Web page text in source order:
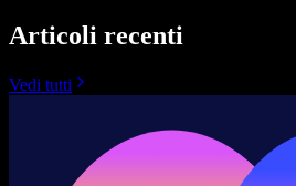
Articoli recenti
Vedi tutti